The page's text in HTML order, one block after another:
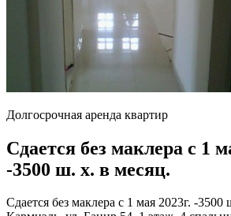
Долгосрочная аренда квартир
Сдается без маклера с 1
-3500 ш. х. в месяц.
Сдается без маклера с 1 мая 2023г. -3500